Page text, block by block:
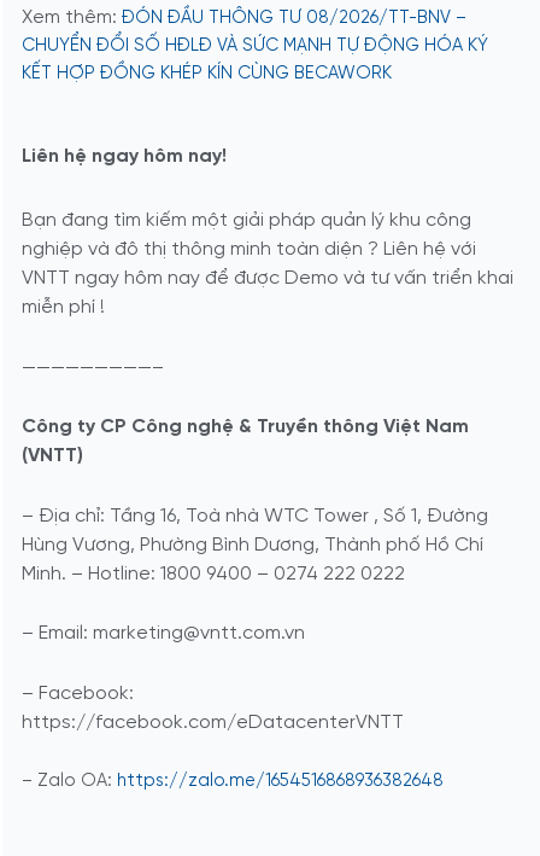
Xem thêm: ĐÓN ĐẦU THÔNG TƯ 08/2026/TT-BNV –
CHUYỂN ĐỔI SỐ HĐLĐ VÀ SỨC MẠNH TỰ ĐỘNG HÓA KÝ
KẾT HỢP ĐỒNG KHÉP KÍN CÙNG BECAWORK
Liên hệ ngay hôm nay!
Bạn đang tìm kiếm một giải pháp quản lý khu công
nghiệp và đô thị thông minh toàn diện ? Liên hệ với
VNTT ngay hôm nay để được Demo và tư vấn triển khai
miễn phí !
—————————–
Công ty CP Công nghệ & Truyền thông Việt Nam
(VNTT)
– Địa chỉ: Tầng 16, Toà nhà WTC Tower , Số 1, Đường
Hùng Vương, Phường Bình Dương, Thành phố Hồ Chí
Minh. – Hotline: 1800 9400 – 0274 222 0222
– Email: marketing@vntt.com.vn
– Facebook:
https://facebook.com/eDatacenterVNTT
– Zalo OA: https://zalo.me/1654516868936382648